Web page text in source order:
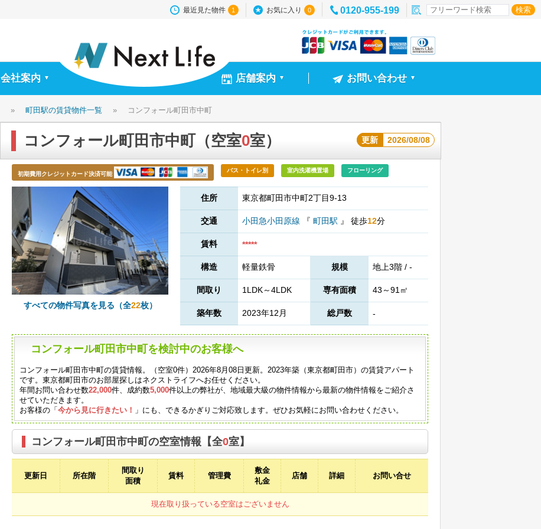
最近見た物件 1 お気に入り 0 0120-955-199
会社案内 ▼ 店舗案内 ▼ お問い合わせ ▼
» 町田駅の賃貸物件一覧 » コンフォール町田市中町
コンフォール町田市中町（空室0室） 更新 2026/08/08
初期費用クレジットカード決済可能
バス・トイレ別 室内洗濯機置場 フローリング
すべての物件写真を見る（全22枚）
住所 東京都町田市中町2丁目9-13
交通 小田急小田原線 『 町田駅 』 徒歩12分
賃料 *****
構造 軽量鉄骨 規模 地上3階 / -
間取り 1LDK～4LDK 専有面積 43～91㎡
築年数 2023年12月 総戸数 -
コンフォール町田市中町を検討中のお客様へ
コンフォール町田市中町の賃貸情報。（空室0件）2026年8月08日更新。2023年築（東京都町田市）の賃貸アパート
です。東京都町田市のお部屋探しはネクストライフへお任せください。
年間お問い合わせ数22,000件、成約数5,000件以上の弊社が、地域最大級の物件情報から最新の物件情報をご紹介さ
せていただきます。
お客様の「今から見に行きたい！ 」にも、できるかぎりご対応致します。ぜひお気軽にお問い合わせください。
コンフォール町田市中町の空室情報【全0室】
更新日 所在階
間取り
面積
賃料 管理費
敷金
礼金
店舗 詳細 お問い合せ
現在取り扱っている空室はございません